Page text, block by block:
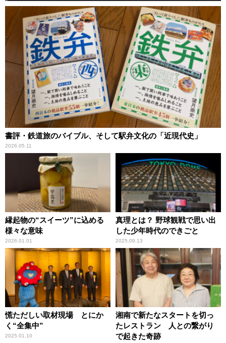
書評・鉄道旅のバイブル、そして駅弁文化の「近現代史」
2026.05.11
縁起物の“スイーツ”に込める
様々な意味
2026.01.01
真理とは？ 野球観戦で思い出
した少年時代のできごと
2025.09.13
慌ただしい取材現場 とにか
く“全集中”
2025.01.10
湘南で新たなスタートを切っ
たレストラン 人との繋がり
で起きた奇跡